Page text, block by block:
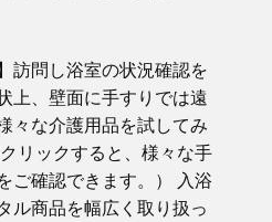
訪問し浴室の状況確認を
上、壁面に手すりでは遠
々な介護用品を試してみ
リックすると、様々な手
ご確認できます。） 入浴
ル商品を幅広く取り扱っ